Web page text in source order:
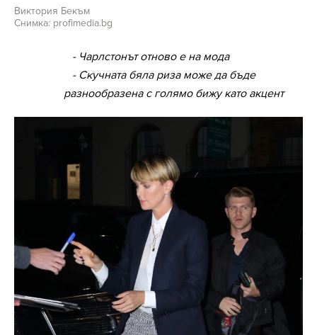
Виктория Бекъм
Снимка: profimedia.bg
- Чарлстонът отново е на мода
- Скучната бяла риза може да бъде
разнообразена с голямо бижу като акцент